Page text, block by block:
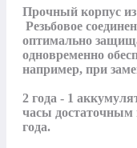
Прочный корпус
оптимально
одновременно
например, при
2 года - 1
часы достаточным
года.